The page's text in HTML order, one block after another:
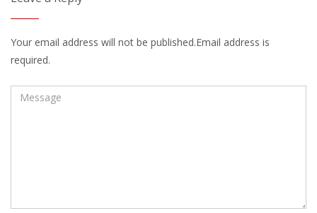
Your email address will not be published.Email address is
required.